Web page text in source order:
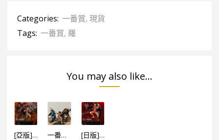
Categories: 一番賞, 現貨
Tags: 一番賞, 羅
You may also like...
[亞版] 一番賞 Best of Omnibus E賞 基德 一番賞 Best of Omnibus 三船長 (路飛+羅+基德 3個SET) [日版] 一番賞 Best of Omnibus C賞 路飛